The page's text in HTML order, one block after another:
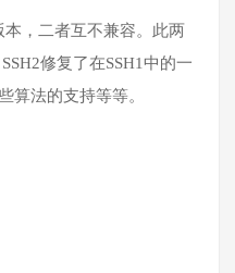
本，二者互不兼容。此两
修复了在SSH1中的一
算法的支持等等。